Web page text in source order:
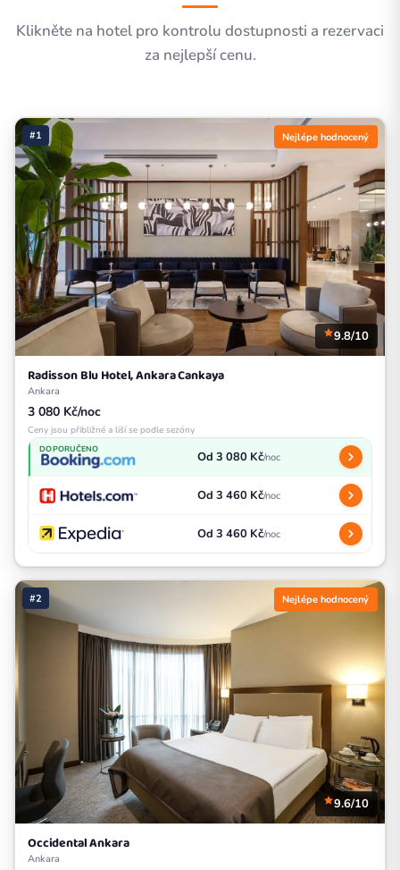
Klikněte na hotel pro kontrolu dostupnosti a rezervaci
za nejlepší cenu.
#1 Nejlépe hodnocený
9.8/10
Radisson Blu Hotel, Ankara Cankaya
Ankara
3 080 Kč/noc
Ceny jsou přibližné a liší se podle sezóny
DOPORUČENO Od 3 080 Kč/noc
Od 3 460 Kč/noc
Od 3 460 Kč/noc
#2 Nejlépe hodnocený
9.6/10
Occidental Ankara
Ankara